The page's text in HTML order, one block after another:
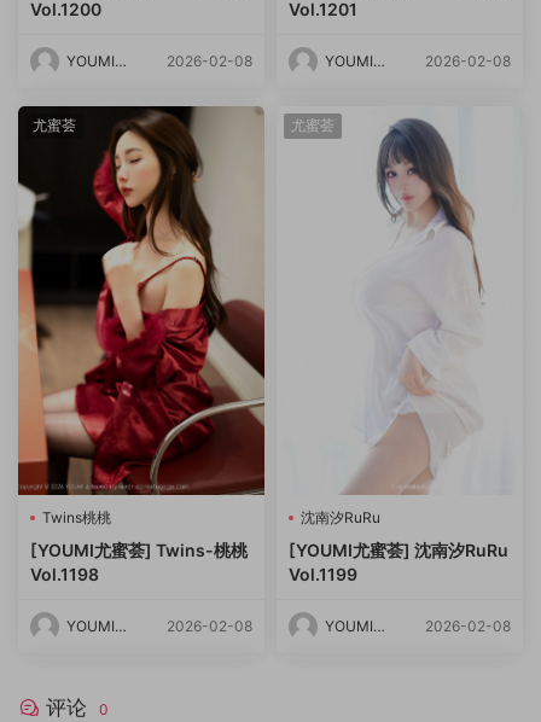
Vol.1200
YOUMI尤
2026-02-08
Vol.1201
YOUMI尤
2026-02-08
尤蜜荟
Twins桃桃
[YOUMI尤蜜荟] Twins-桃桃
Vol.1198
YOUMI尤
2026-02-08
尤蜜荟
沈南汐RuRu
[YOUMI尤蜜荟] 沈南汐RuRu
Vol.1199
YOUMI尤
2026-02-08
评论 0